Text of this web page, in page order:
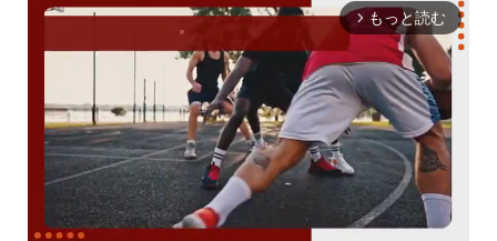
arrow_forward_ios もっと読む